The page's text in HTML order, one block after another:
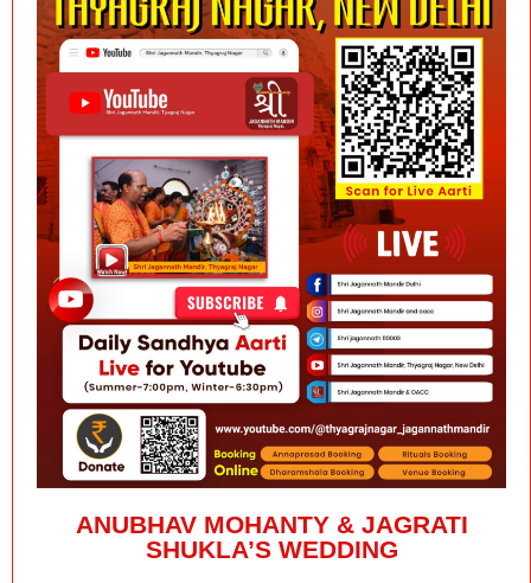
ANUBHAV MOHANTY & JAGRATI
SHUKLA’S WEDDING